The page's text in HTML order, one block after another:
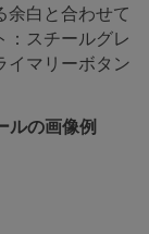
余白と合わせて
：スチールグレ
イマリーボタン
ルの画像例